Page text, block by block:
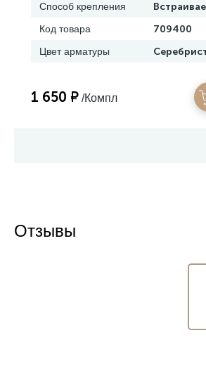
Способ крепления
Код товара 709400
Цвет арматуры
1 650 ₽ /Компл
Отзывы